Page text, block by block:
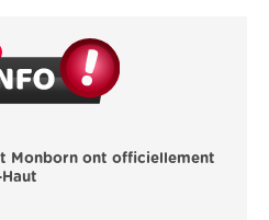
Monborn ont officiellement